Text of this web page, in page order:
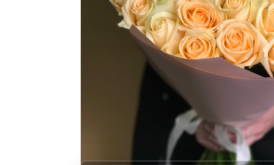
Гвоздики
Гипсофила
Гортензии
Сухоцветы
Фрезия
Эустома